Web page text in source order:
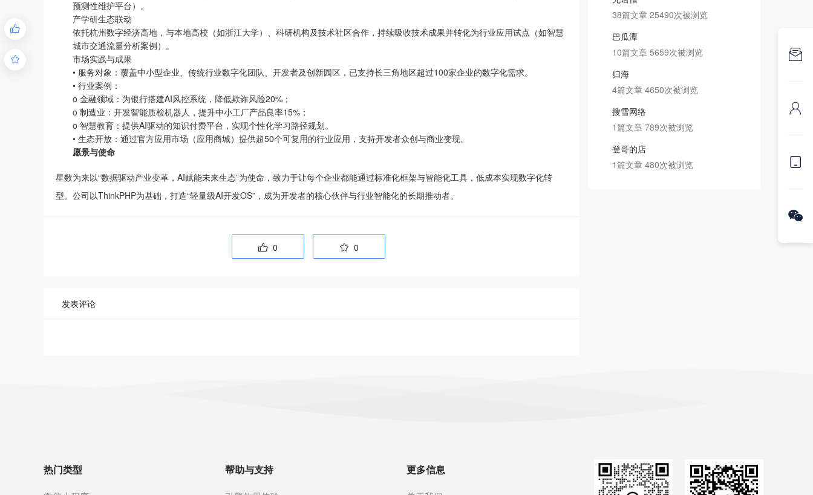
预测性维护平台）。
产学研生态联动
依托杭州数字经济高地，与本地高校（如浙江大学）、科研机构及技术社区合作，持续吸收技术成果并转化为行业应用试点（如智慧
城市交通流量分析案例）。
市场实践与成果
• 服务对象：覆盖中小型企业、传统行业数字化团队、开发者及创新园区，已支持长三角地区超过100家企业的数字化需求。
• 行业案例：
o 金融领域：为银行搭建AI风控系统，降低欺诈风险20%；
o 制造业：开发智能质检机器人，提升中小工厂产品良率15%；
o 智慧教育：提供AI驱动的知识付费平台，实现个性化学习路径规划。
• 生态开放：通过官方应用市场（应用商城）提供超50个可复用的行业应用，支持开发者众创与商业变现。
愿景与使命
星数为来以“数据驱动产业变革，AI赋能未来生态”为使命，致力于让每个企业都能通过标准化框架与智能化工具，低成本实现数字化转
型。公司以ThinkPHP为基础，打造“轻量级AI开发OS”，成为开发者的核心伙伴与行业智能化的长期推动者。


 0  0
发表评论
38篇文章 25490次被浏览
巴瓜潭
10篇文章 5659次被浏览
归海
4篇文章 4650次被浏览
搜雪网络
1篇文章 789次被浏览
登哥的店
1篇文章 480次被浏览
热门类型 帮助与支持 更多信息



